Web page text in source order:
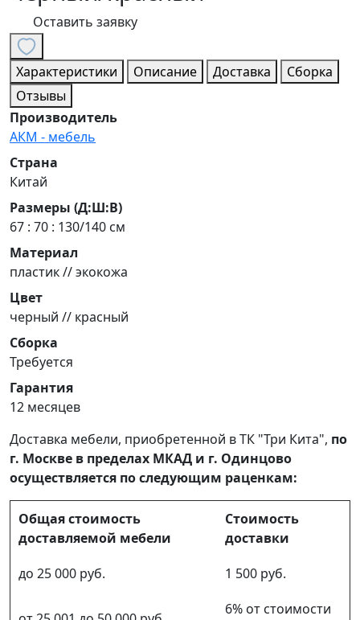
Оставить заявку
Характеристики Описание Доставка
Сборка
Отзывы
Производитель
АКМ - мебель
Страна
Китай
Размеры (Д:Ш:В)
67 : 70 : 130/140 см
Материал
пластик // экокожа
Цвет
черный // красный
Сборка
Требуется
Гарантия
12 месяцев
Доставка мебели, приобретенной в ТК "Три Кита", по
г. Москве в пределах МКАД и г. Одинцово
осуществляется по следующим раценкам:
Общая стоимость
доставляемой мебели
Стоимость
доставки
до 25 000 руб.
1 500 руб.
6% от стоимости